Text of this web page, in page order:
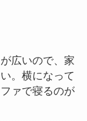
広いので、家
。横になって
ァで寝るのが